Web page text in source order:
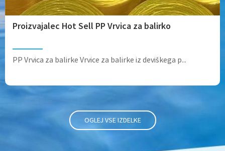
Proizvajalec Hot Sell PP Vrvica za balirko
PP Vrvica za balirke Vrvice za balirke iz deviškega p...
OGLEJ VSE IZDELKE